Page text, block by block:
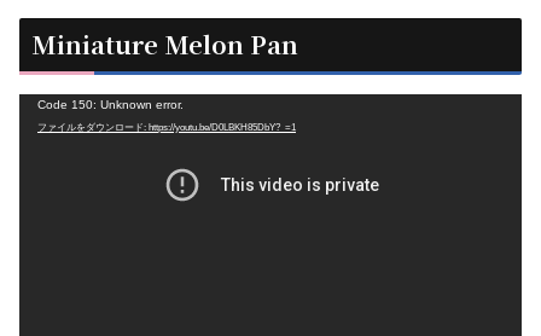
Miniature Melon Pan
Code 150: Unknown error.
ファイルをダウンロード: https://youtu.be/D0LBKH85DbY?_=1